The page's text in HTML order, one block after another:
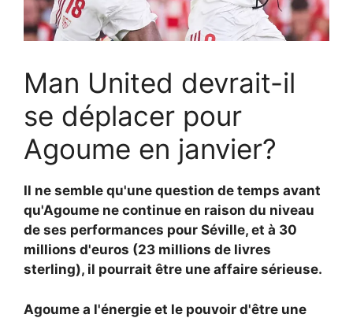
Man United devrait-il
se déplacer pour
Agoume en janvier?
Il ne semble qu'une question de temps avant
qu'Agoume ne continue en raison du niveau
de ses performances pour Séville, et à 30
millions d'euros (23 millions de livres
sterling), il pourrait être une affaire sérieuse.
Agoume a l'énergie et le pouvoir d'être une